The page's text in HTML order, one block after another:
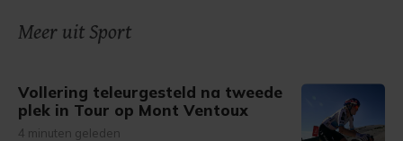
Meer uit Sport
Vollering teleurgesteld na tweede
plek in Tour op Mont Ventoux
4 minuten geleden